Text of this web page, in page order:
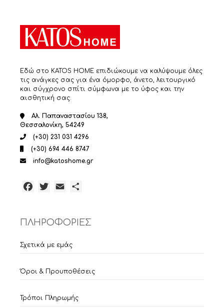
Εδώ στο KATOS HOME επιδιώκουμε να καλύψουμε όλες
τις ανάγκες σας για ένα όμορφο, άνετο, λειτουργικό
και σύγχρονο σπίτι σύμφωνα με το ύφος και την
αισθητική σας.
Αλ. Παπαναστασίου 138,
Θεσσαλονίκη, 54249
(+30) 231 031 4296
(+30) 694 446 8747
info@katoshome.gr
Facebook
TwitterEmail
ΠΛΗΡΟΦΟΡΙΕΣ
Σχετικά με εμάς
Όροι & Προυποθέσεις
Τρόποι Πληρωμής